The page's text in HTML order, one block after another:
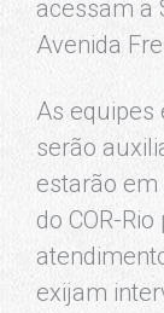
acessam a
Avenida
As equipes
serão
estarão em
do COR-
exijam